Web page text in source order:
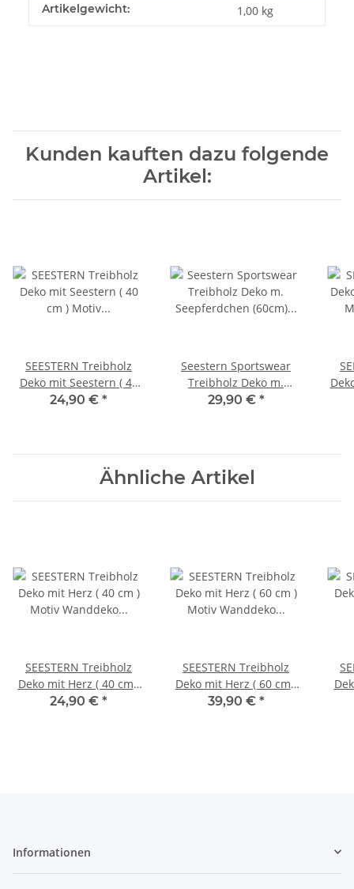
Artikelgewicht: 1,00 kg
Kunden kauften dazu folgende
Artikel:
SEESTERN Treibholz
Deko mit Seestern ( 40
cm ) Motiv Wanddeko
24,90 € *
Seestern Sportswear
Treibholz Deko m.
Seepferdchen (60cm)
29,90 € *
Ähnliche Artikel
SEESTERN Treibholz
Deko mit Herz ( 40 cm )
Motiv Wanddeko
24,90 € *
SEESTERN Treibholz
Deko mit Herz ( 60 cm )
Motiv Wanddeko
39,90 € *
Informationen